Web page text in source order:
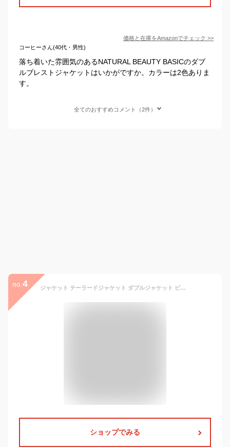
価格と在庫をAmazonでチェック >>
コーヒーさん(40代・男性)
落ち着いた雰囲気のあるNATURAL BEAUTY BASICのダブ
ルブレストジャケットはいかがですか。カラーは2色ありま
す。
全てのおすすめコメント（2件）
no. 4 ジャケット テーラードジャケット ダブルジャケット ビッグサイズ オーバーサイズ レディース セレモニースーツ 卒業式 入学式 フォーマル 大きい アウター 通勤 カジュアル きれいめ 大人 上品 ママ 9号 11号 13号 スーツ 紺ブレ ブレザー 30代 40代【送料無料】
ショップでみる